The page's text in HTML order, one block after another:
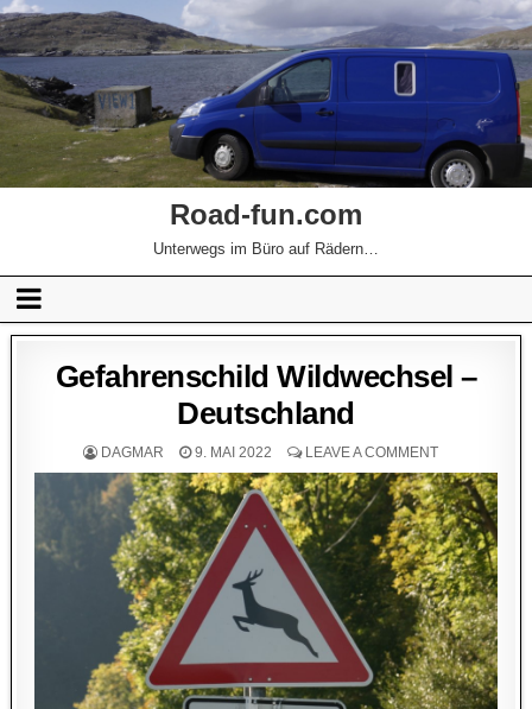
Road-fun.com
Unterwegs im Büro auf Rädern…
Gefahrenschild Wildwechsel –
Deutschland
DAGMAR 9. MAI 2022 LEAVE A COMMENT